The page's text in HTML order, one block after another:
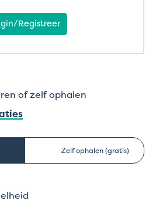
Registreer
of zelf ophalen
Zelf ophalen (gratis)